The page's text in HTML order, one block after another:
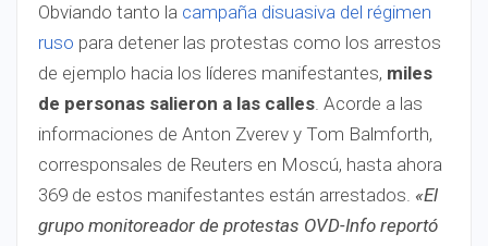
Obviando tanto la campaña disuasiva del régimen
ruso para detener las protestas como los arrestos
de ejemplo hacia los líderes manifestantes, miles
de personas salieron a las calles. Acorde a las
informaciones de Anton Zverev y Tom Balmforth,
corresponsales de Reuters en Moscú, hasta ahora
369 de estos manifestantes están arrestados. «El
grupo monitoreador de protestas OVD-Info reportó